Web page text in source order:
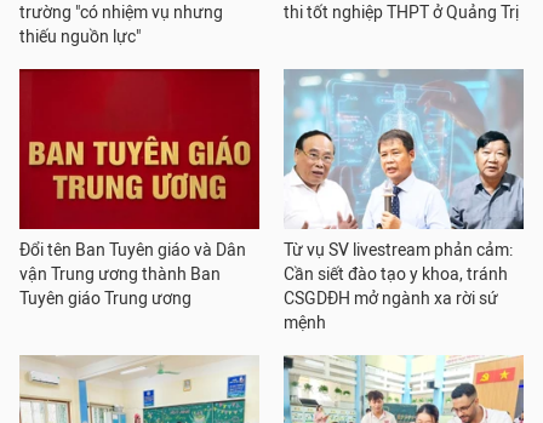
trường "có nhiệm vụ nhưng
thiếu nguồn lực"
thi tốt nghiệp THPT ở Quảng Trị
Đổi tên Ban Tuyên giáo và Dân
vận Trung ương thành Ban
Tuyên giáo Trung ương
Từ vụ SV livestream phản cảm:
Cần siết đào tạo y khoa, tránh
CSGDĐH mở ngành xa rời sứ
mệnh